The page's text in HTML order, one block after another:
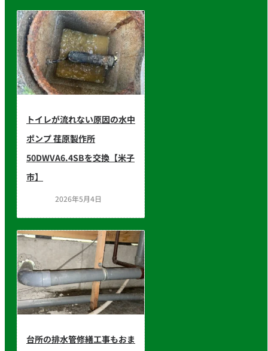
トイレが流れない原因の水中
ポンプ 荏原製作所
50DWVA6.4SBを交換【米子
市】
2026年5月4日
台所の排水管修繕工事もおま